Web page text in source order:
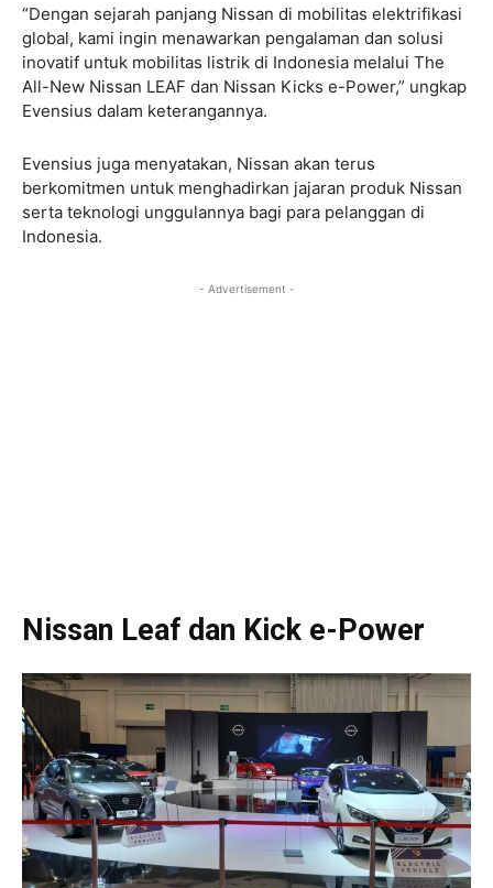
“Dengan sejarah panjang Nissan di mobilitas elektrifikasi
global, kami ingin menawarkan pengalaman dan solusi
inovatif untuk mobilitas listrik di Indonesia melalui The
All-New Nissan LEAF dan Nissan Kicks e-Power,” ungkap
Evensius dalam keterangannya.
Evensius juga menyatakan, Nissan akan terus
berkomitmen untuk menghadirkan jajaran produk Nissan
serta teknologi unggulannya bagi para pelanggan di
Indonesia.
- Advertisement -
Nissan Leaf dan Kick e-Power